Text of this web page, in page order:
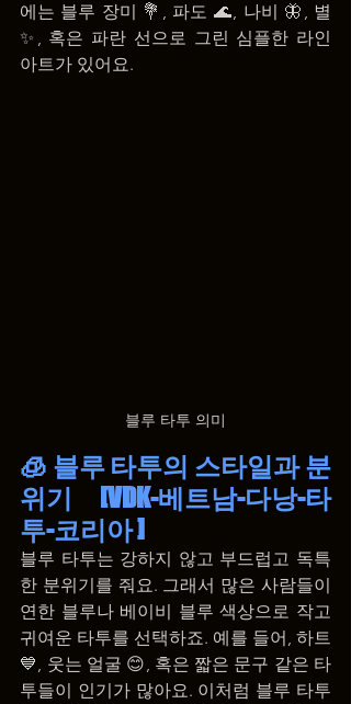
에는 블루 장미 💐, 파도 🌊, 나비 🦋, 별
✨, 혹은 파란 선으로 그린 심플한 라인
아트가 있어요.
블루 타투 의미
🧊 블루 타투의 스타일과 분
위기 [VDK-베트남-다낭-타
투-코리아 ]
블루 타투는 강하지 않고 부드럽고 독특
한 분위기를 줘요. 그래서 많은 사람들이
연한 블루나 베이비 블루 색상으로 작고
귀여운 타투를 선택하죠. 예를 들어, 하트
💙, 웃는 얼굴 😊, 혹은 짧은 문구 같은 타
투들이 인기가 많아요. 이처럼 블루 타투